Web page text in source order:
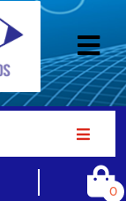
0